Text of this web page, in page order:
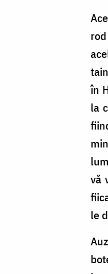
în
la
vă
le